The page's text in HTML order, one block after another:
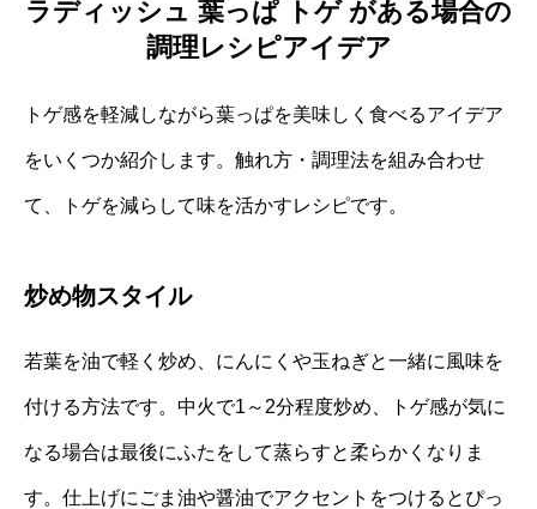
ラディッシュ 葉っぱ トゲ がある場合の
調理レシピアイデア
トゲ感を軽減しながら葉っぱを美味しく食べるアイデア
をいくつか紹介します。触れ方・調理法を組み合わせ
て、トゲを減らして味を活かすレシピです。
炒め物スタイル
若葉を油で軽く炒め、にんにくや玉ねぎと一緒に風味を
付ける方法です。中火で1～2分程度炒め、トゲ感が気に
なる場合は最後にふたをして蒸らすと柔らかくなりま
す。仕上げにごま油や醤油でアクセントをつけるとぴっ